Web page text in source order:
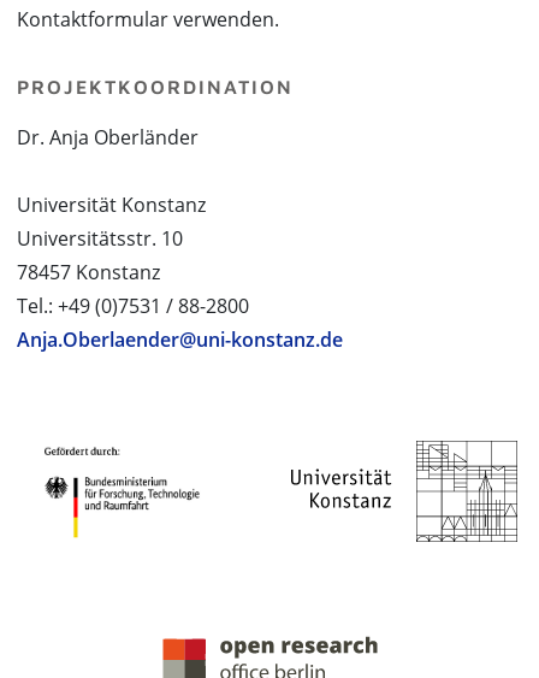
Kontaktformular verwenden.
PROJEKTKOORDINATION
Dr. Anja Oberländer
Universität Konstanz
Universitätsstr. 10
78457 Konstanz
Tel.: +49 (0)7531 / 88-2800
Anja.Oberlaender@uni-konstanz.de